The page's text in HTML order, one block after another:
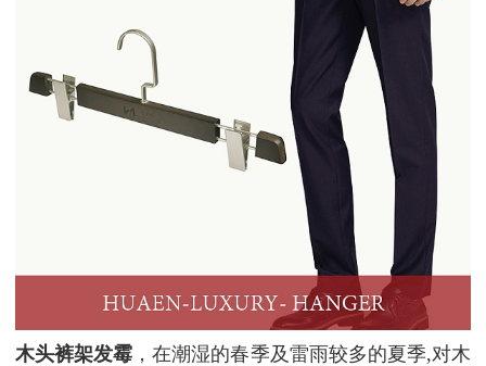
木头裤架发霉 ，在潮湿的春季及雷雨较多的夏季,对木